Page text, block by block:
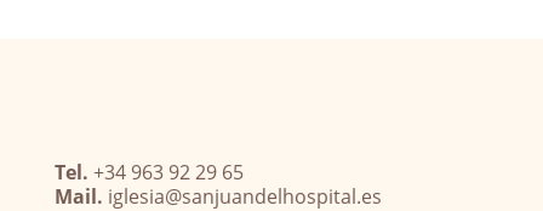
Tel. +34 963 92 29 65
Mail. iglesia@sanjuandelhospital.es